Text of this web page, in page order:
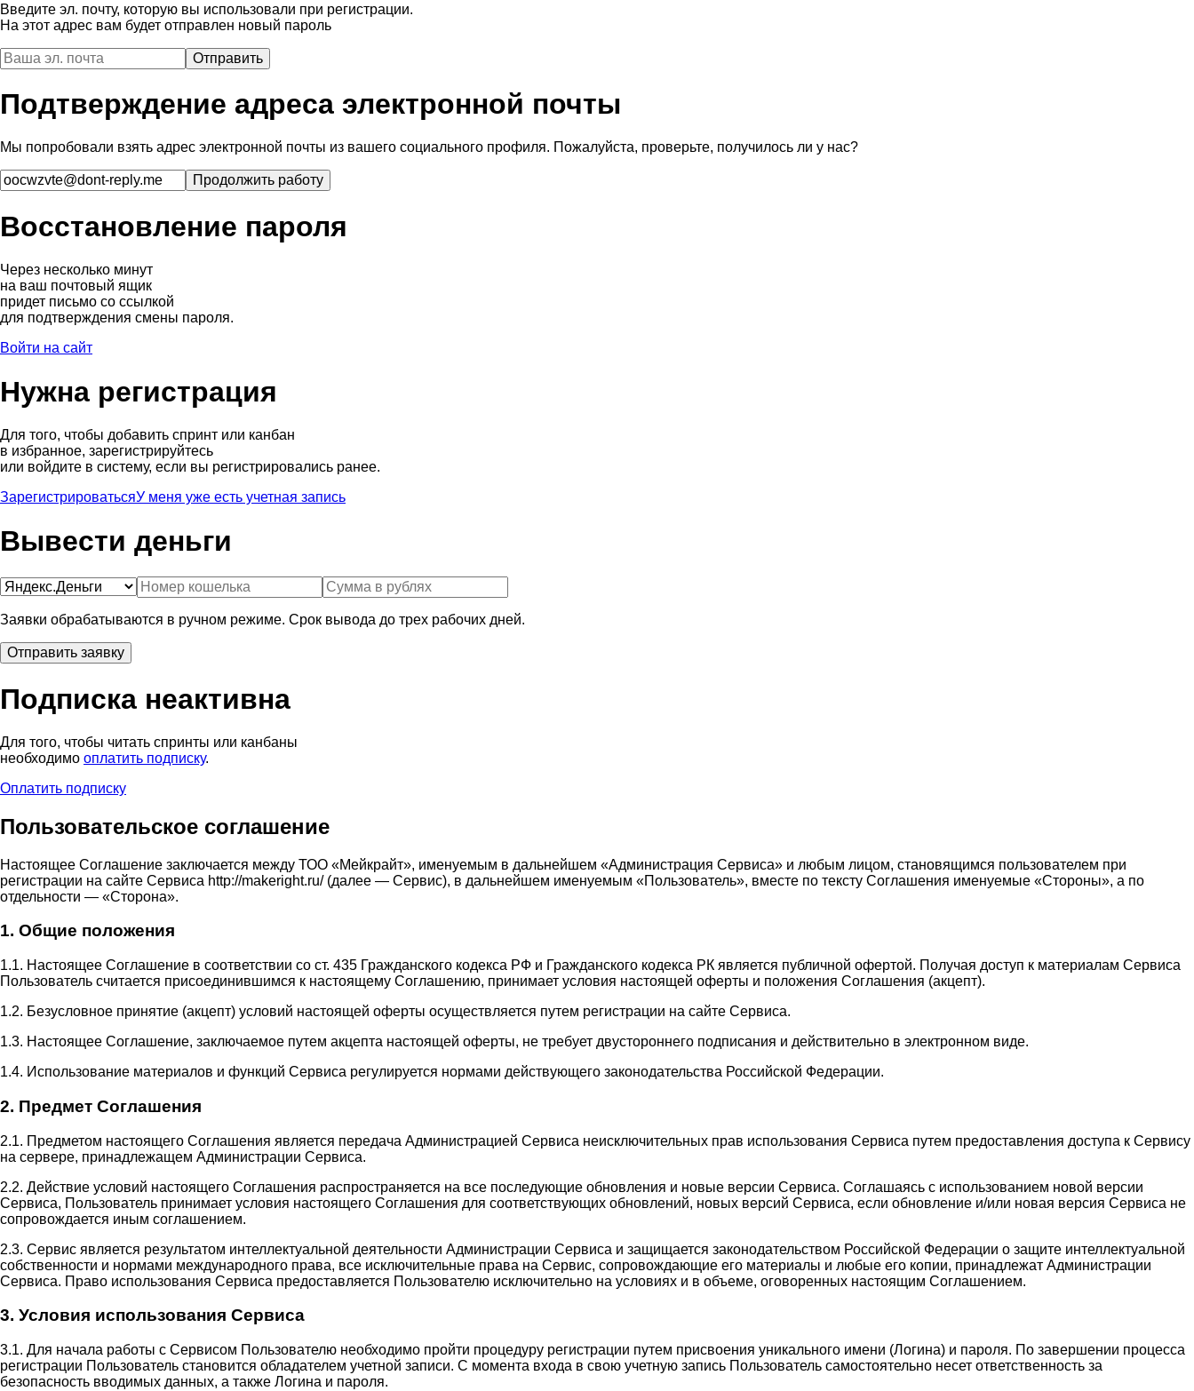
Введите эл. почту, которую вы использовали при регистрации.
На этот адрес вам будет отправлен новый пароль
Подтверждение адреса электронной почты
Мы попробовали взять адрес электронной почты из вашего социального профиля. Пожалуйста, проверьте, получилось ли у нас?
Восстановление пароля
Через несколько минут
на ваш почтовый ящик
придет письмо со ссылкой
для подтверждения смены пароля.
Войти на сайт
Нужна регистрация
Для того, чтобы добавить спринт или канбан
в избранное, зарегистрируйтесь
или войдите в систему, если вы регистрировались ранее.
ЗарегистрироватьсяУ меня уже есть учетная запись
Вывести деньги
Заявки обрабатываются в ручном режиме. Срок вывода до трех рабочих дней.
Подписка неактивна
Для того, чтобы читать спринты или канбаны
необходимо оплатить подписку.
Оплатить подписку
Пользовательское соглашение
Настоящее Соглашение заключается между ТОО «Мейкрайт», именуемым в дальнейшем «Администрация Сервиса» и любым лицом, становящимся пользователем при
регистрации на сайте Сервиса http://makeright.ru/ (далее — Сервис), в дальнейшем именуемым «Пользователь», вместе по тексту Соглашения именуемые «Стороны», а по
отдельности — «Сторона».
1. Общие положения
1.1. Настоящее Соглашение в соответствии со ст. 435 Гражданского кодекса РФ и Гражданского кодекса РК является публичной офертой. Получая доступ к материалам Сервиса
Пользователь считается присоединившимся к настоящему Соглашению, принимает условия настоящей оферты и положения Соглашения (акцепт).
1.2. Безусловное принятие (акцепт) условий настоящей оферты осуществляется путем регистрации на сайте Сервиса.
1.3. Настоящее Соглашение, заключаемое путем акцепта настоящей оферты, не требует двустороннего подписания и действительно в электронном виде.
1.4. Использование материалов и функций Сервиса регулируется нормами действующего законодательства Российской Федерации.
2. Предмет Соглашения
2.1. Предметом настоящего Соглашения является передача Администрацией Сервиса неисключительных прав использования Сервиса путем предоставления доступа к Сервису
на сервере, принадлежащем Администрации Сервиса.
2.2. Действие условий настоящего Соглашения распространяется на все последующие обновления и новые версии Сервиса. Соглашаясь с использованием новой версии
Сервиса, Пользователь принимает условия настоящего Соглашения для соответствующих обновлений, новых версий Сервиса, если обновление и/или новая версия Сервиса не
сопровождается иным соглашением.
2.3. Сервис является результатом интеллектуальной деятельности Администрации Сервиса и защищается законодательством Российской Федерации о защите интеллектуальной
собственности и нормами международного права, все исключительные права на Сервис, сопровождающие его материалы и любые его копии, принадлежат Администрации
Сервиса. Право использования Сервиса предоставляется Пользователю исключительно на условиях и в объеме, оговоренных настоящим Соглашением.
3. Условия использования Сервиса
3.1. Для начала работы с Сервисом Пользователю необходимо пройти процедуру регистрации путем присвоения уникального имени (Логина) и пароля. По завершении процесса
регистрации Пользователь становится обладателем учетной записи. С момента входа в свою учетную запись Пользователь самостоятельно несет ответственность за
безопасность вводимых данных, а также Логина и пароля.